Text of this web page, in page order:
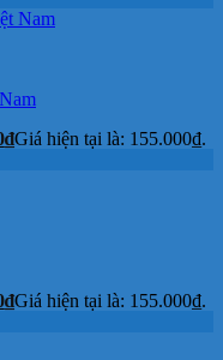
₫Giá hiện tại là: 155.000₫.
₫Giá hiện tại là: 155.000₫.